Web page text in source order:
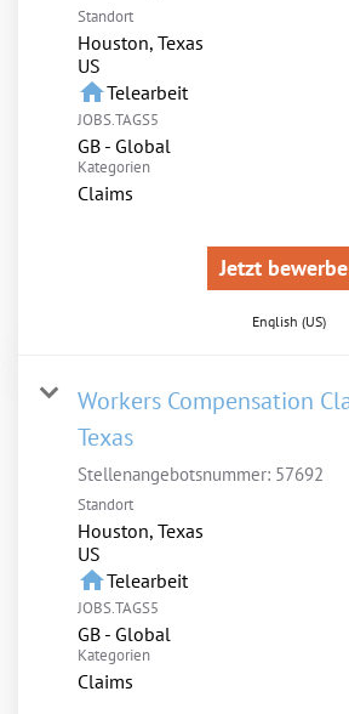
Standort
Houston, Texas
homeTelearbeit
JOBS.TAGS5
GB - Global
Kategorien
Claims
Jetzt
English (US)
Workers Compensation
Texas
Stellenangebotsnummer: 57692
Standort
Houston, Texas
homeTelearbeit
JOBS.TAGS5
GB - Global
Kategorien
Claims